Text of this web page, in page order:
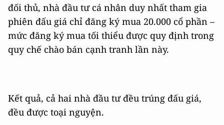
đối thủ, nhà đầu tư cá nhân duy nhất tham gia
phiên đấu giá chỉ đăng ký mua 20.000 cổ phần –
mức đăng ký mua tối thiểu được quy định trong
quy chế chào bán cạnh tranh lần này.
Kết quả, cả hai nhà đầu tư đều trúng đấu giá,
đều được toại nguyện.